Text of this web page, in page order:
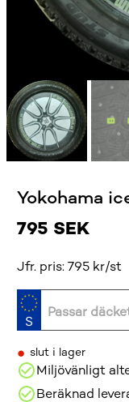
Yokohama
795 SEK
Jfr. pris: 795 kr/st
• slut i lager
Miljövänligt
Beräknad